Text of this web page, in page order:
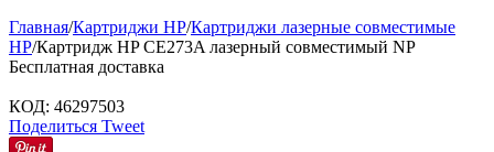
Главная/Картриджи HP/Картриджи лазерные совместимые
HP/Картридж HP CE273A лазерный совместимый NP
Бесплатная доставка
КОД: 46297503
Поделиться Tweet